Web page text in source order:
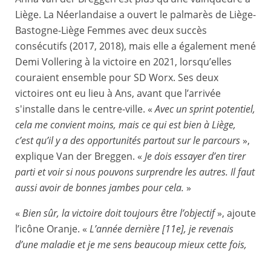
Liège. La Néerlandaise a ouvert le palmarès de Liège-
Bastogne-Liège Femmes avec deux succès
consécutifs (2017, 2018), mais elle a également mené
Demi Vollering à la victoire en 2021, lorsqu’elles
couraient ensemble pour SD Worx. Ses deux
victoires ont eu lieu à Ans, avant que l’arrivée
s'installe dans le centre-ville. «Avec un sprint potentiel,
cela me convient moins, mais ce qui est bien à Liège,
c’est qu’il y a des opportunités partout sur le parcours »,
explique Van der Breggen. « Je dois essayer d’en tirer
parti et voir si nous pouvons surprendre les autres. Il faut
aussi avoir de bonnes jambes pour cela. »
« Bien sûr, la victoire doit toujours être l’objectif», ajoute
l’icône Oranje. « L’année dernière [11e], je revenais
d’une maladie et je me sens beaucoup mieux cette fois,